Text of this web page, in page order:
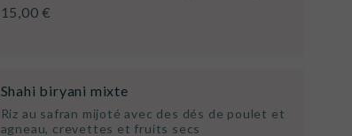
15,00 €
Shahi biryani mixte
Riz au safran mijoté avec des dés de poulet et
agneau, crevettes et fruits secs